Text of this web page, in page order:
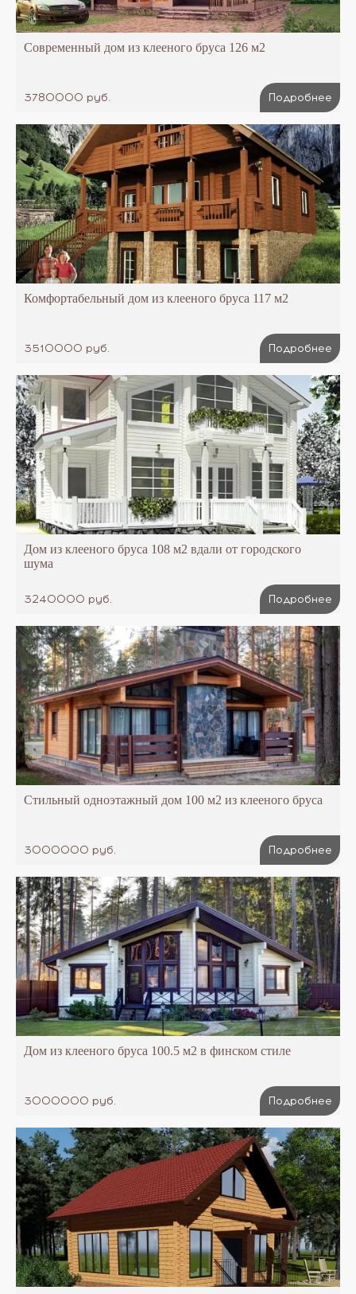
Современный дом из клееного бруса 126 м2
3780000 руб. Подробнее
Комфортабельный дом из клееного бруса 117 м2
3510000 руб. Подробнее
Дом из клееного бруса 108 м2 вдали от городского
шума
3240000 руб. Подробнее
Стильный одноэтажный дом 100 м2 из клееного бруса
3000000 руб. Подробнее
Дом из клееного бруса 100.5 м2 в финском стиле
3000000 руб. Подробнее